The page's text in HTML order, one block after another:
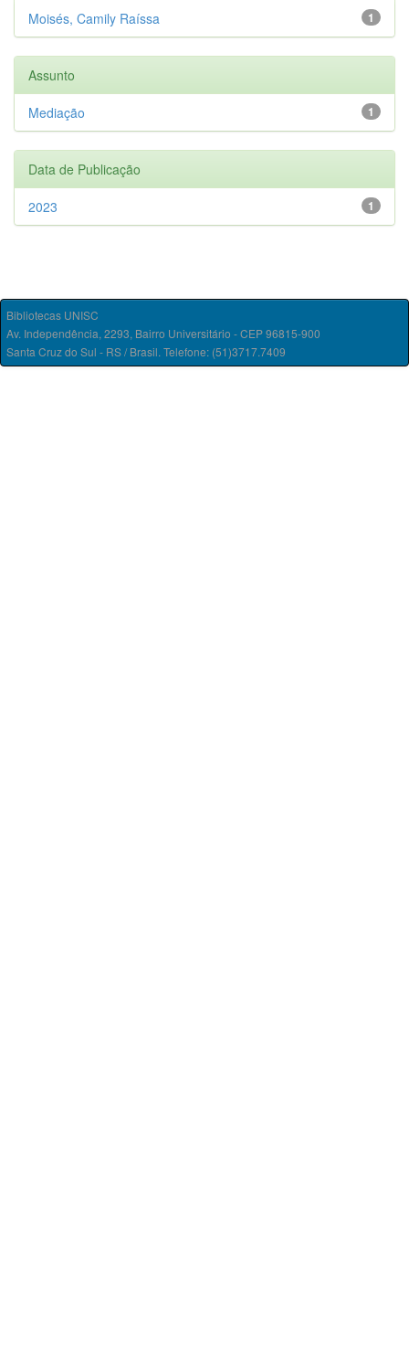
1
Moisés, Camily Raíssa
Assunto
1
Mediação
Data de Publicação
1
2023
Bibliotecas UNISC
Av. Independência, 2293, Bairro Universitário - CEP 96815-900
Santa Cruz do Sul - RS / Brasil. Telefone: (51)3717.7409